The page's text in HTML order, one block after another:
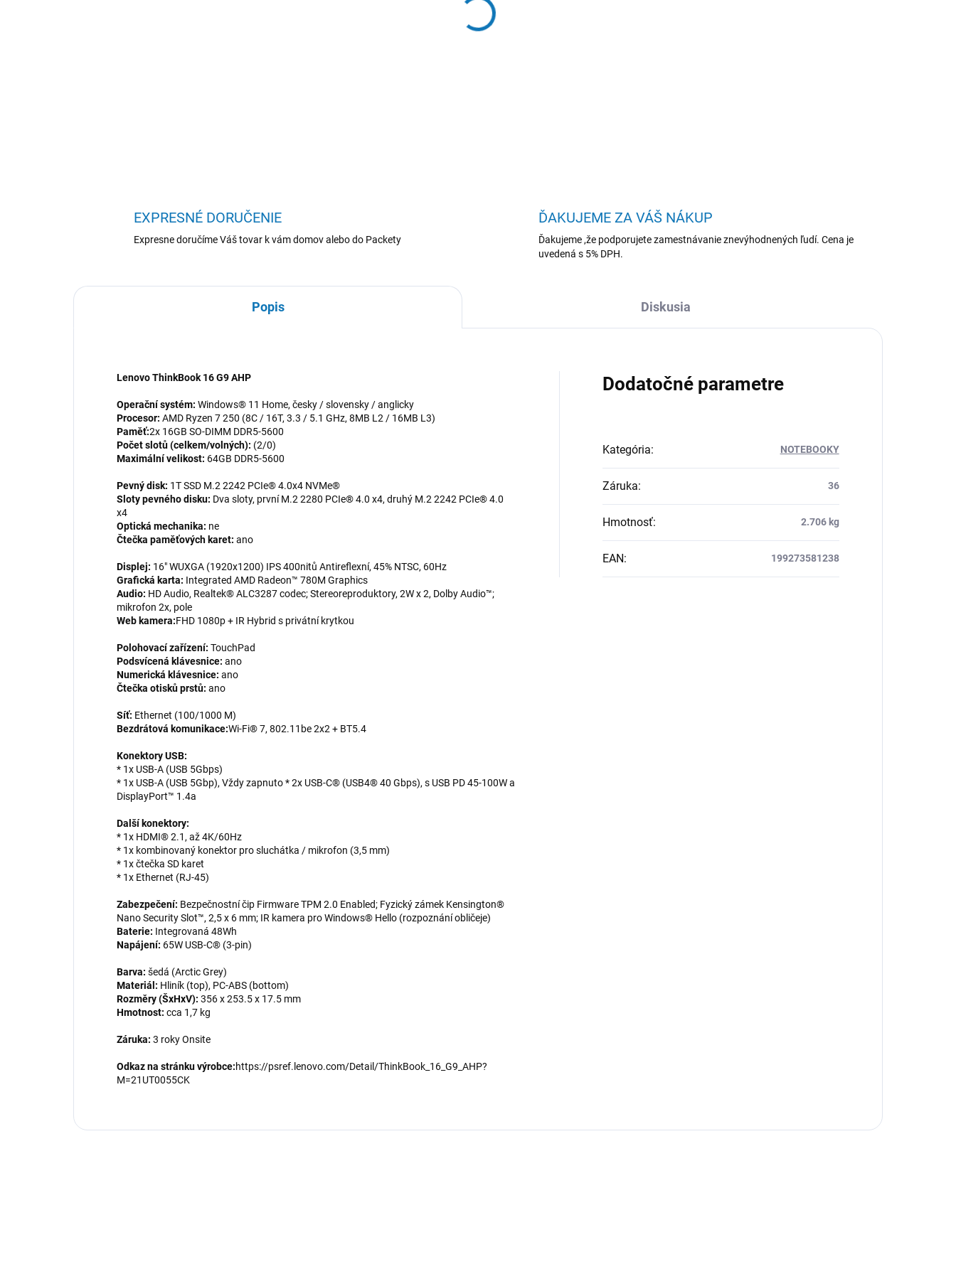
EXPRESNÉ DORUČENIE
Expresne doručíme Váš tovar k vám domov alebo do Packety
ĎAKUJEME ZA VÁŠ NÁKUP
Ďakujeme ,že podporujete zamestnávanie znevýhodnených ľudí. Cena je
uvedená s 5% DPH.
Popis Diskusia
Lenovo ThinkBook 16 G9 AHP
Operační systém: Windows® 11 Home, česky / slovensky / anglicky
Procesor: AMD Ryzen 7 250 (8C / 16T, 3.3 / 5.1 GHz, 8MB L2 / 16MB L3)
Paměť:2x 16GB SO-DIMM DDR5-5600
Počet slotů (celkem/volných): (2/0)
Maximální velikost: 64GB DDR5-5600
Pevný disk: 1T SSD M.2 2242 PCIe® 4.0x4 NVMe®
Sloty pevného disku: Dva sloty, první M.2 2280 PCIe® 4.0 x4, druhý M.2 2242 PCIe® 4.0
x4
Optická mechanika: ne
Čtečka paměťových karet: ano
Displej: 16" WUXGA (1920x1200) IPS 400nitů Antireflexní, 45% NTSC, 60Hz
Grafická karta: Integrated AMD Radeon™ 780M Graphics
Audio: HD Audio, Realtek® ALC3287 codec; Stereoreproduktory, 2W x 2, Dolby Audio™;
mikrofon 2x, pole
Web kamera:FHD 1080p + IR Hybrid s privátní krytkou
Polohovací zařízení: TouchPad
Podsvícená klávesnice: ano
Numerická klávesnice: ano
Čtečka otisků prstů: ano
Síť: Ethernet (100/1000 M)
Bezdrátová komunikace:Wi-Fi® 7, 802.11be 2x2 + BT5.4
Konektory USB:
* 1x USB-A (USB 5Gbps)
* 1x USB-A (USB 5Gbp), Vždy zapnuto * 2x USB-C® (USB4® 40 Gbps), s USB PD 45-100W a
DisplayPort™ 1.4a
Další konektory:
* 1x HDMI® 2.1, až 4K/60Hz
* 1x kombinovaný konektor pro sluchátka / mikrofon (3,5 mm)
* 1x čtečka SD karet
* 1x Ethernet (RJ-45)
Zabezpečení: Bezpečnostní čip Firmware TPM 2.0 Enabled; Fyzický zámek Kensington®
Nano Security Slot™, 2,5 x 6 mm; IR kamera pro Windows® Hello (rozpoznání obličeje)
Baterie: Integrovaná 48Wh
Napájení: 65W USB-C® (3-pin)
Barva: šedá (Arctic Grey)
Materiál: Hliník (top), PC-ABS (bottom)
Rozměry (ŠxHxV): 356 x 253.5 x 17.5 mm
Hmotnost: cca 1,7 kg
Záruka: 3 roky Onsite
Odkaz na stránku výrobce:https://psref.lenovo.com/Detail/ThinkBook_16_G9_AHP?
M=21UT0055CK
Dodatočné parametre
Kategória: NOTEBOOKY
Záruka: 36
Hmotnosť: 2.706 kg
EAN: 199273581238